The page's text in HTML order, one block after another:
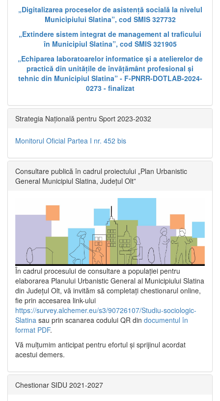
„Digitalizarea proceselor de asistență socială la nivelul
Municipiului Slatina”, cod SMIS 327732
„Extindere sistem integrat de management al traficului
în Municipiul Slatina”, cod SMIS 321905
„Echiparea laboratoarelor informatice și a atelierelor de
practică din unitățile de învățământ profesional și
tehnic din Municipiul Slatina” - F-PNRR-DOTLAB-2024-
0273 - finalizat
Strategia Națională pentru Sport 2023-2032
Monitorul Oficial Partea I nr. 452 bis
Consultare publică în cadrul proiectului „Plan Urbanistic
General Municipiul Slatina, Județul Olt”
În cadrul procesului de consultare a populaţiei pentru
elaborarea Planului Urbanistic General al Municipiului Slatina
din Județul Olt, vă invităm să completați chestionarul online,
fie prin accesarea link-ului
https://survey.alchemer.eu/s3/90726107/Studiu-sociologic-
Slatina sau prin scanarea codului QR din documentul în
format PDF.
Vă mulţumim anticipat pentru efortul şi sprijinul acordat
acestui demers.
Chestionar SIDU 2021-2027